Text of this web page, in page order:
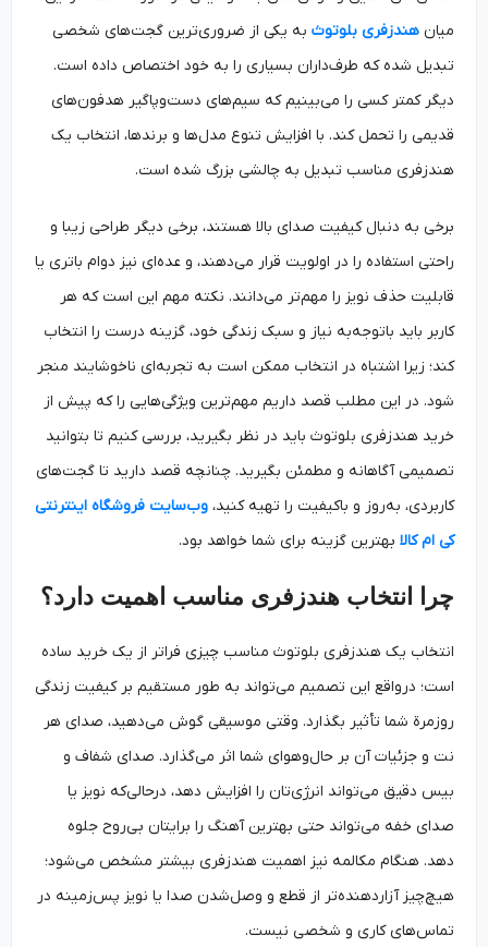
میانهندزفری بلوتوثبه یکی از ضروری‌ترین گجت‌های شخصی
تبدیل شده که طرف‌داران بسیاری را به خود اختصاص داده است.
دیگر کمتر کسی را می‌بینیم که سیم‌های دست‌وپاگیر هدفون‌های
قدیمی را تحمل کند. با افزایش تنوع مدل‌ها و برندها، انتخاب یک
هندزفری مناسب تبدیل به چالشی بزرگ شده است.
برخی به دنبال کیفیت صدای بالا هستند، برخی دیگر طراحی زیبا و
راحتی استفاده را در اولویت قرار می‌دهند، و عده‌ای نیز دوام باتری یا
قابلیت حذف نویز را مهم‌تر می‌دانند. نکته‌ مهم این است که هر
کاربر باید باتوجه‌به نیاز و سبک زندگی خود، گزینه‌ درست را انتخاب
کند؛ زیرا اشتباه در انتخاب ممکن است به تجربه‌ای ناخوشایند منجر
شود. در این مطلب قصد داریم مهم‌ترین ویژگی‌هایی را که پیش از
خرید هندزفری بلوتوث باید در نظر بگیرید، بررسی کنیم تا بتوانید
تصمیمی آگاهانه و مطمئن بگیرید. چنانچه قصد دارید تا گجت‌های
کاربردی، به‌روز و باکیفیت را تهیه کنید،وب‌سایت‌ فروشگاه اینترنتی
کی ام کالا بهترین گزینه برای شما خواهد بود.
چرا انتخاب هندزفری مناسب اهمیت دارد؟
انتخاب یک هندزفری بلوتوث مناسب چیزی فراتر از یک خرید ساده
است؛ درواقع این تصمیم می‌تواند به طور مستقیم بر کیفیت زندگی
روزمرة شما تأثیر بگذارد. وقتی موسیقی گوش می‌دهید، صدای هر
نت و جزئیات آن بر حال‌وهوای شما اثر می‌گذارد. صدای شفاف و
بیس دقیق می‌تواند انرژی‌تان را افزایش دهد، درحالی‌که نویز یا
صدای خفه می‌تواند حتی بهترین آهنگ را برایتان بی‌روح جلوه
دهد. هنگام مکالمه نیز اهمیت هندزفری بیشتر مشخص می‌شود؛
هیچ‌چیز آزاردهنده‌تر از قطع و وصل‌شدن صدا یا نویز پس‌زمینه در
تماس‌های کاری و شخصی نیست.